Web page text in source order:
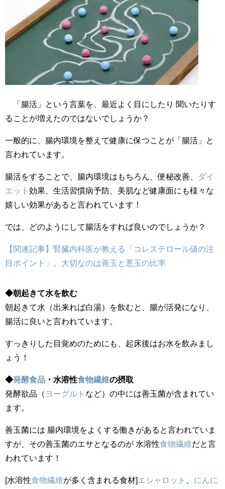
「腸活」という言葉を、最近よく目にしたり 聞いたりす
ることが増えたのではないでしょうか？
一般的に、腸内環境を整えて健康に保つことが「腸活」と
言われています。
腸活をすることで、腸内環境はもちろん、便秘改善、
ダイ
エット 効果、生活習慣病予防、美肌など健康面にも様々な
嬉しい効果があると言われています！
では、どのようにして腸活をすれば良いのでしょうか？
【関連記事】腎臓内科医が教える「コレステロール値の注
目ポイント」。大切なのは善玉と悪玉の比率
◆朝起きて水を飲む
朝起きて水（出来れば白湯）を飲むと、腸が活発になり、
腸活に良いと言われています。
すっきりした目覚めのためにも、起床後はお水を飲みまし
ょう！
◆発酵食品 ・水溶性食物繊維の摂取
発酵欲品（ ヨーグルト など）の中には善玉菌が含まれてい
ます。
善玉菌には 腸内環境をよくする働きがあると言われていま
すが、その善玉菌のエサとなるのが 水溶性食物繊維だと言
われています！
[水溶性食物繊維が多く含まれる食材] エシャロット
にんに